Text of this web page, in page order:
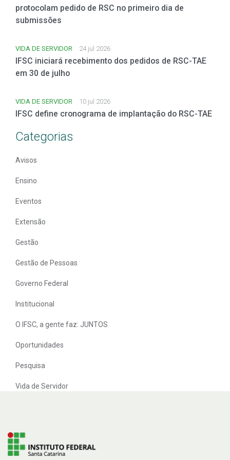
protocolam pedido de RSC no primeiro dia de
submissões
VIDA DE SERVIDOR 24 jul 2026
IFSC iniciará recebimento dos pedidos de RSC-TAE
em 30 de julho
VIDA DE SERVIDOR 10 jul 2026
IFSC define cronograma de implantação do RSC-TAE
Categorias
Avisos
Ensino
Eventos
Extensão
Gestão
Gestão de Pessoas
Governo Federal
Institucional
O IFSC, a gente faz: JUNTOS
Oportunidades
Pesquisa
Vida de Servidor